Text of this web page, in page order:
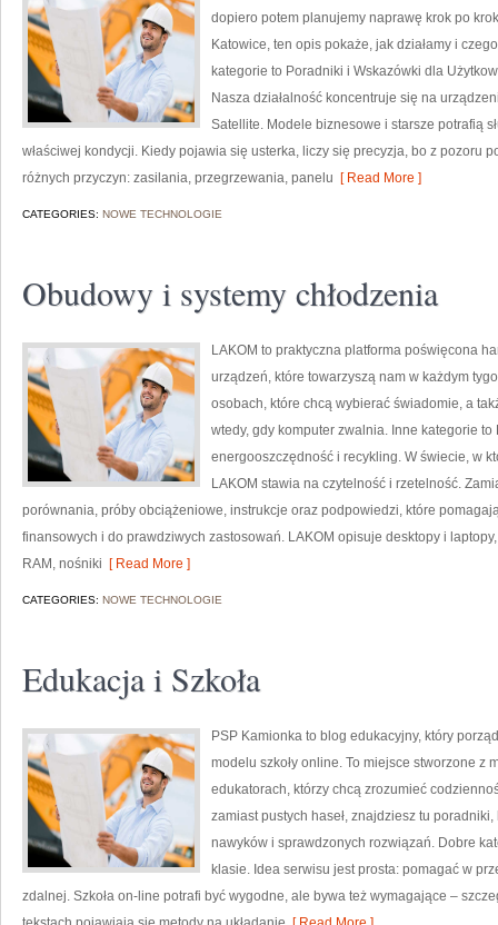
dopiero potem planujemy naprawę krok po
Katowice, ten opis pokaże, jak działamy i
kategorie to Poradniki i Wskazówki dla
Nasza działalność koncentruje się na
Satellite. Modele biznesowe i starsze potrafią
właściwej kondycji. Kiedy pojawia się usterka, liczy się precyzja, bo z pozoru
różnych przyczyn: zasilania, przegrzewania, panelu [ Read More ]
CATEGORIES: NOWE TECHNOLOGIE
Obudowy i systemy chłodzenia
LAKOM to praktyczna platforma poświęcona
urządzeń, które towarzyszą nam w każdym
osobach, które chcą wybierać świadomie, a
wtedy, gdy komputer zwalnia. Inne kategorie to
energooszczędność i recykling. W świecie, w
LAKOM stawia na czytelność i rzetelność.
porównania, próby obciążeniowe, instrukcje oraz podpowiedzi, które
finansowych i do prawdziwych zastosowań. LAKOM opisuje desktopy i
RAM, nośniki [ Read More ]
CATEGORIES: NOWE TECHNOLOGIE
Edukacja i Szkoła
PSP Kamionka to blog edukacyjny, który
modelu szkoły online. To miejsce stworzone z
edukatorach, którzy chcą zrozumieć
zamiast pustych haseł, znajdziesz tu
nawyków i sprawdzonych rozwiązań. Dobre
klasie. Idea serwisu jest prosta: pomagać w
zdalnej. Szkoła on-line potrafi być wygodne, ale bywa też wymagające –